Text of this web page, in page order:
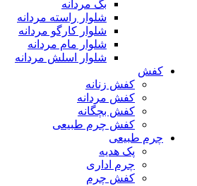
بگ مردانه
شلوار راسته مردانه
شلوار کارگو مردانه
شلوار مام مردانه
شلوار اسلش مردانه
کفش
کفش زنانه
کفش مردانه
کفش بچگانه
کفش چرم طبیعی
چرم طبیعی
پک هدیه
چرم اداری
کفش چرم